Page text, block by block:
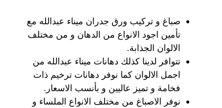
صباغ و تركيب ورق جدران ميناء عبدالله مع
تأمين اجود الانواع من الدهان و من مختلف
الالوان الجذابة.
تتوافر لدينا كذلك دهانات ميناء عبدالله من
اجمل الالوان كما نوفر دهانات ترخيم ذات
فخامة و تميز عاليين و بأنسب الاسعار.
نوفر الاصباغ من مختلف الانواع الملساء و